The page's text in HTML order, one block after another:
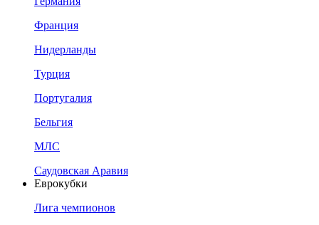
Франция
Нидерланды
Турция
Португалия
Бельгия
МЛС
Саудовская Аравия
Еврокубки
Лига чемпионов